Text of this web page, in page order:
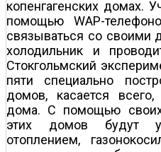
копенгагенских домах.
помощью WAP-
связываться со
холодильник и
Стокгольмский
пяти специально
домов, касается
дома. С помощью своих
этих домов будут
отоплением,